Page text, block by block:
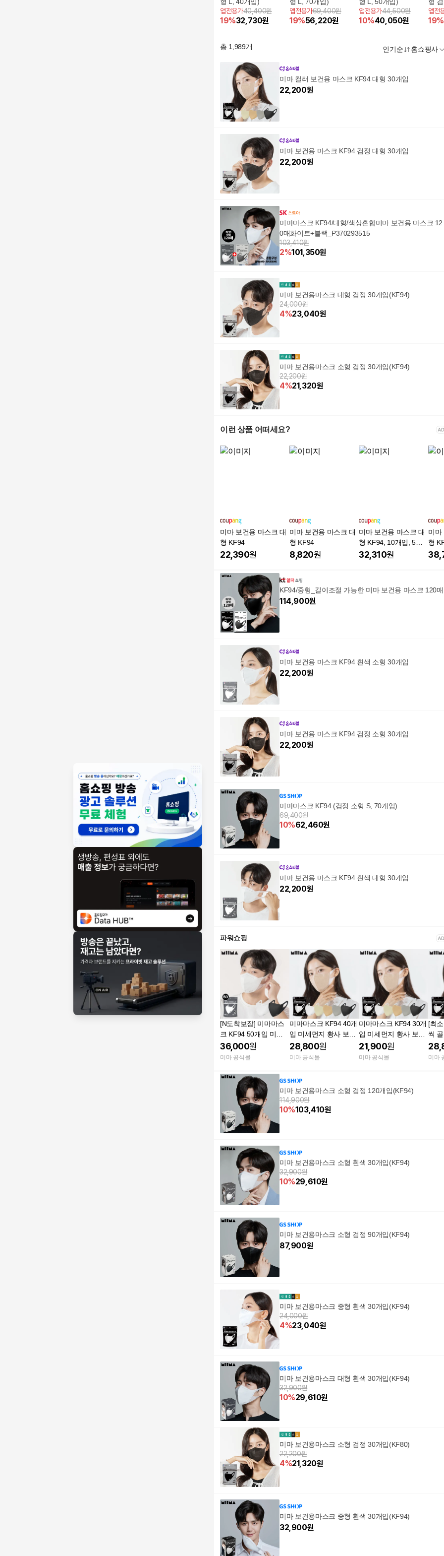
앱전용가40,400원
19%32,730원
앱전용가69,400원
19%56,220원
앱전용가44,500원
10%40,050원
앱전
19%
총 1,989개 인기순 홈쇼핑사
미마 컬러 보건용 마스크 KF94 대형 30개입
22,200원
미마 보건용 마스크 KF94 검정 대형 30개입
22,200원
미마마스크 KF94/대형/색상혼합미마 보건용 마스크 12
0매화이트+블랙_P370293515
103,410원
2%101,350원
미마 보건용마스크 대형 검정 30개입(KF94)
24,000원
4%23,040원
미마 보건용마스크 소형 검정 30개입(KF94)
22,200원
4%21,320원
이런 상품 어떠세요?
미마 보건용 마스크 대
형 KF94
22,390원
미마 보건용 마스크 대
형 KF94
8,820원
미마 보건용 마스크 대
형 KF94, 10개입, 5개,
검정
32,310원
미마
형
검정
KF94/중형_길이조절 가능한 미마 보건용 마스크 120매
114,900원
미마 보건용 마스크 KF94 흰색 소형 30개입
22,200원
미마 보건용 마스크 KF94 검정 소형 30개입
22,200원
미마마스크 KF94 (검정 소형 S, 70개입)
69,400원
10%62,460원
미마 보건용 마스크 KF94 흰색 대형 30개입
22,200원
파워쇼핑
[N도착보장] 미마마스
크 KF94 50개입 미세
먼지 황사 보건용마스
크 /대형 중형
36,000원
미마 공식몰
미마마스크 KF94 40개
입 미세먼지 황사 보건
용마스크 / 대형 중형
소형
28,800원
미마 공식몰
미마마스크 KF94 30개
입 미세먼지 황사 보건
용마스크 / 대형 중형
소형
21,900원
미마 공식몰
[최
씩
크
지
미마
미마 보건용마스크 소형 검정 120개입(KF94)
114,900원
10%103,410원
미마 보건용마스크 소형 흰색 30개입(KF94)
32,900원
10%29,610원
미마 보건용마스크 소형 검정 90개입(KF94)
87,900원
미마 보건용마스크 중형 흰색 30개입(KF94)
24,000원
4%23,040원
미마 보건용마스크 대형 흰색 30개입(KF94)
32,900원
10%29,610원
미마 보건용마스크 소형 검정 30개입(KF80)
22,200원
4%21,320원
미마 보건용마스크 중형 흰색 30개입(KF94)
32,900원